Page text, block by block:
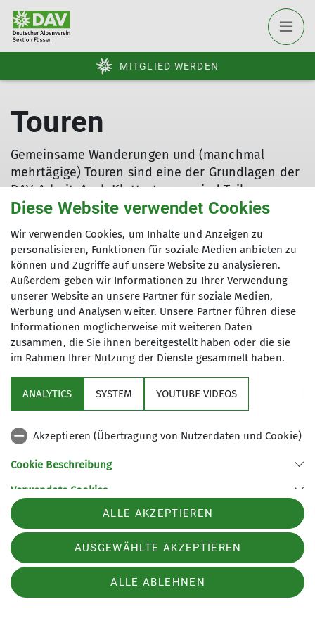
MITGLIED WERDEN
Touren
Gemeinsame Wanderungen und (manchmal
mehrtägige) Touren sind eine der Grundlagen der
DAV-Arbeit. Auch Klettertouren sind Teil unseres
Programms. Die Veranstaltungen werden im
der Regel aber auch als neue Termine auf der
Startseite der App eingestellt.
Service
Sektion Füssen des Deutschen Alpenvereins e.V.
Dietringer Str. 50
Telefon +498362507188
Datenschutz-Einstellungen
Datenschutz
Impressum
Barrierefreiheitserklärung
Diese Website verwendet Cookies
Wir verwenden Cookies, um Inhalte und Anzeigen zu
personalisieren, Funktionen für soziale Medien anbieten zu
können und Zugriffe auf unsere Website zu analysieren.
Außerdem geben wir Informationen zu Ihrer Verwendung
unserer Website an unsere Partner für soziale Medien,
Werbung und Analysen weiter. Unsere Partner führen diese
Informationen möglicherweise mit weiteren Daten
zusammen, die Sie ihnen bereitgestellt haben oder die sie
im Rahmen Ihrer Nutzung der Dienste gesammelt haben.
ANALYTICS SYSTEM YOUTUBE VIDEOS
Akzeptieren (Übertragung von Nutzerdaten und Cookie)
Cookie Beschreibung
Verwendete Cookies
ALLE AKZEPTIEREN
AUSGEWÄHLTE AKZEPTIEREN
ALLE ABLEHNEN